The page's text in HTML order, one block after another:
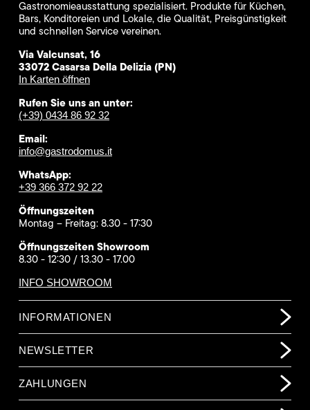
Gastronomieausstattung spezialisiert. Produkte für Küchen,
Bars, Konditoreien und Lokale, die Qualität, Preisgünstigkeit
und schnellen Service vereinen.
Via Valcunsat, 16
33072 Casarsa Della Delizia (PN)
In Karten öffnen
Rufen Sie uns an unter:
(+39) 0434 86 92 32
Email:
info@gastrodomus.it
WhatsApp:
+39 366 372 92 22
Öffnungszeiten
Montag – Freitag: 8.30 - 17:30
Öffnungszeiten Showroom
8.30 - 12:30 / 13.30 - 17.00
INFO SHOWROOM
INFORMATIONEN
NEWSLETTER
ZAHLUNGEN